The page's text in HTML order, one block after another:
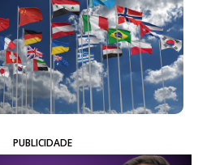
PUBLICIDADE